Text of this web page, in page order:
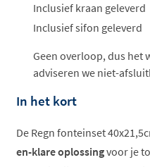
Inclusief kraan geleverd
Inclusief sifon geleverd
Geen overloop, dus het
adviseren we niet-
In het kort
De Regn fonteinset
en-klare oplossingvoor je